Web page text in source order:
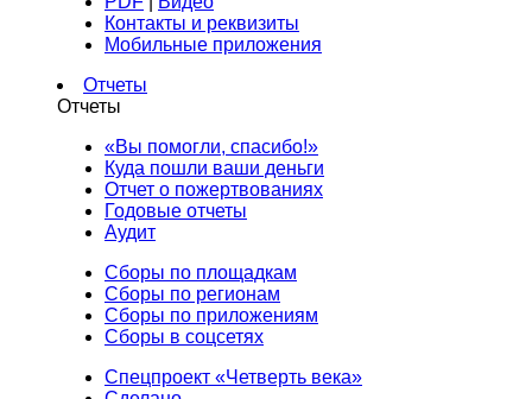
Контакты и реквизиты
Мобильные приложения
Отчеты
Отчеты
«Вы помогли, спасибо!»
Куда пошли ваши деньги
Отчет о пожертвованиях
Годовые отчеты
Аудит
Сборы по площадкам
Сборы по регионам
Сборы по приложениям
Сборы в соцсетях
Спецпроект «Четверть века»